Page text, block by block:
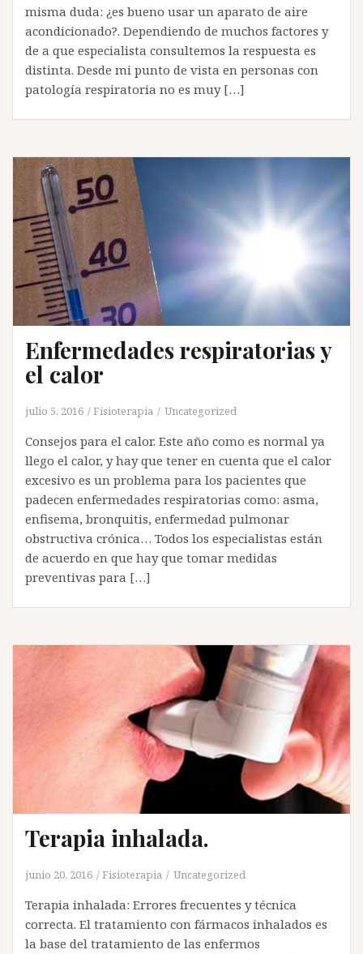
misma duda: ¿es bueno usar un aparato de aire
acondicionado?. Dependiendo de muchos factores y
de a que especialista consultemos la respuesta es
distinta. Desde mi punto de vista en personas con
patología respiratoria no es muy […]
Enfermedades respiratorias y
el calor
julio 5, 2016 Fisioterapia Uncategorized
Consejos para el calor. Este año como es normal ya
llego el calor, y hay que tener en cuenta que el calor
excesivo es un problema para los pacientes que
padecen enfermedades respiratorias como: asma,
enfisema, bronquitis, enfermedad pulmonar
obstructiva crónica… Todos los especialistas están
de acuerdo en que hay que tomar medidas
preventivas para […]
Terapia inhalada.
junio 20, 2016 Fisioterapia Uncategorized
Terapia inhalada: Errores frecuentes y técnica
correcta. El tratamiento con fármacos inhalados es
la base del tratamiento de las enfermos